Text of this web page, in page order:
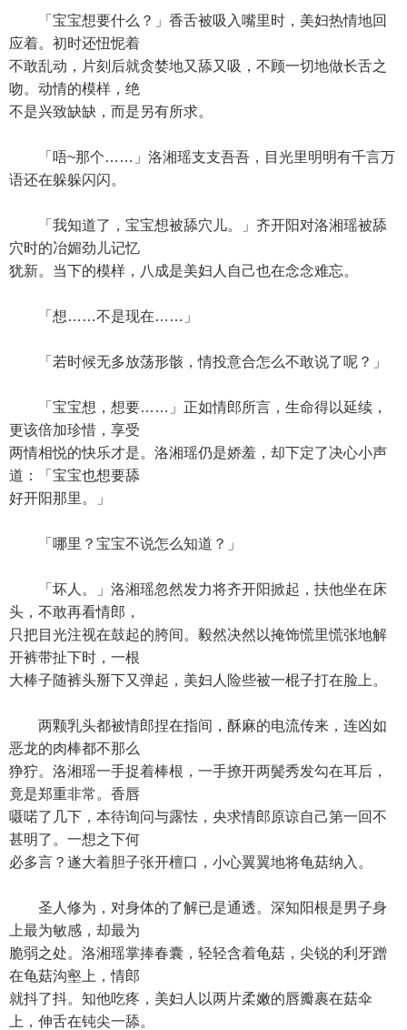
「宝宝想要什么？」香舌被吸入嘴里时，美妇热情地回
应着。初时还忸怩着
不敢乱动，片刻后就贪婪地又舔又吸，不顾一切地做长舌之
吻。动情的模样，绝
不是兴致缺缺，而是另有所求。
「唔~那个……」洛湘瑶支支吾吾，目光里明明有千言万
语还在躲躲闪闪。
「我知道了，宝宝想被舔穴儿。」齐开阳对洛湘瑶被舔
穴时的冶媚劲儿记忆
犹新。当下的模样，八成是美妇人自己也在念念难忘。
「想……不是现在……」
「若时候无多放荡形骸，情投意合怎么不敢说了呢？」
「宝宝想，想要……」正如情郎所言，生命得以延续，
更该倍加珍惜，享受
两情相悦的快乐才是。洛湘瑶仍是娇羞，却下定了决心小声
道：「宝宝也想要舔
好开阳那里。」
「哪里？宝宝不说怎么知道？」
「坏人。」洛湘瑶忽然发力将齐开阳掀起，扶他坐在床
头，不敢再看情郎，
只把目光注视在鼓起的胯间。毅然决然以掩饰慌里慌张地解
开裤带扯下时，一根
大棒子随裤头掰下又弹起，美妇人险些被一棍子打在脸上。
两颗乳头都被情郎捏在指间，酥麻的电流传来，连凶如
恶龙的肉棒都不那么
狰狞。洛湘瑶一手捉着棒根，一手撩开两鬓秀发勾在耳后，
竟是郑重非常。香唇
嗫喏了几下，本待询问与露怯，央求情郎原谅自己第一回不
甚明了。一想之下何
必多言？遂大着胆子张开檀口，小心翼翼地将龟菇纳入。
圣人修为，对身体的了解已是通透。深知阳根是男子身
上最为敏感，却最为
脆弱之处。洛湘瑶掌捧春囊，轻轻含着龟菇，尖锐的利牙蹭
在龟菇沟壑上，情郎
就抖了抖。知他吃疼，美妇人以两片柔嫩的唇瓣裹在菇伞
上，伸舌在钝尖一舔。